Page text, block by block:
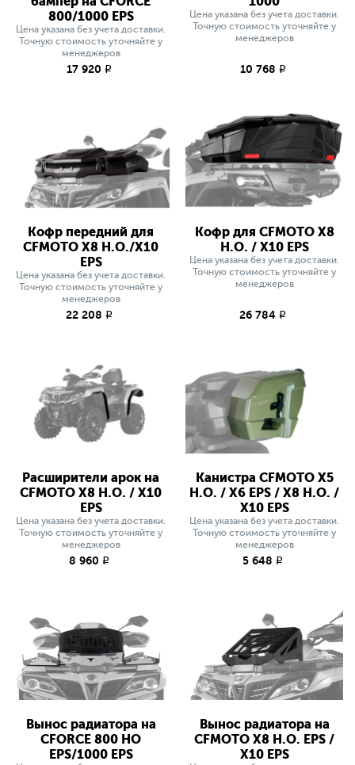
800/1000 EPS
Цена указана без учета доставки.
Точную стоимость уточняйте у
менеджеров
17 920 q
Цена указана без учета доставки.
Точную стоимость уточняйте у
менеджеров
10 768 q
Кофр передний для
CFMOTO X8 H.O./X10
EPS
Цена указана без учета доставки.
Точную стоимость уточняйте у
менеджеров
22 208 q
Кофр для CFMOTO X8
H.O. / X10 EPS
Цена указана без учета доставки.
Точную стоимость уточняйте у
менеджеров
26 784 q
Расширители арок на
CFMOTO X8 H.O. / X10
EPS
Цена указана без учета доставки.
Точную стоимость уточняйте у
менеджеров
8 960 q
Канистра CFMOTO X5
H.O. / X6 EPS / X8 H.O. /
X10 EPS
Цена указана без учета доставки.
Точную стоимость уточняйте у
менеджеров
5 648 q
Вынос радиатора на
CFORCE 800 HO
EPS/1000 EPS
Вынос радиатора на
CFMOTO X8 H.O. EPS /
X10 EPS